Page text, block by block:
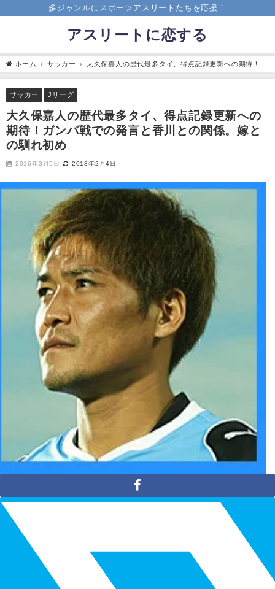
多ジャンルにスポーツアスリートたちを応援！
アスリートに恋する
ホーム サッカー
大久保嘉人の歴代最多タイ、得点記録更新への期待！ガ
ンバ戦での発言と香川との関係。嫁との馴れ初め
サッカー Jリーグ
大久保嘉人の歴代最多タイ、得点記録更新への
期待！ガンバ戦での発言と香川との関係。嫁と
の馴れ初め
2016年3月5日 2018年2月4日